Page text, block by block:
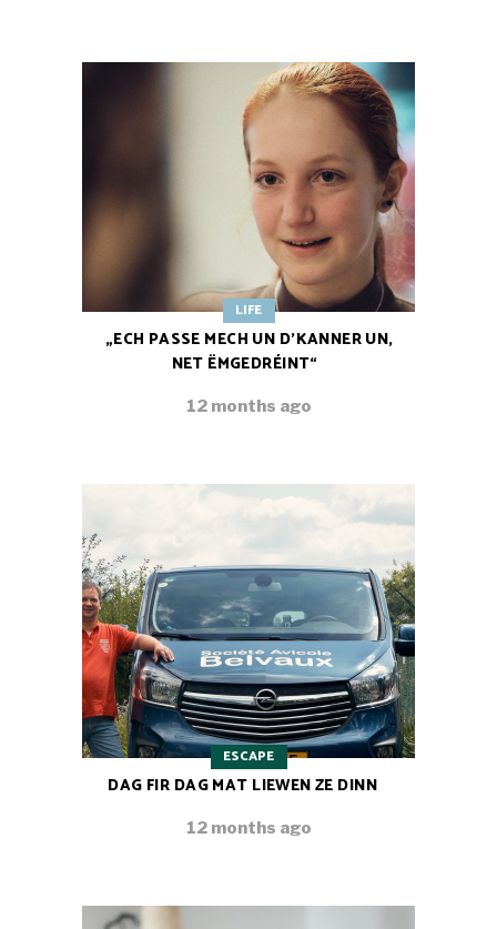
LIFE
„ECH PASSE MECH UN D’KANNER UN,
NET ËMGEDRÉINT“
12 months ago
ESCAPE
DAG FIR DAG MAT LIEWEN ZE DINN
12 months ago